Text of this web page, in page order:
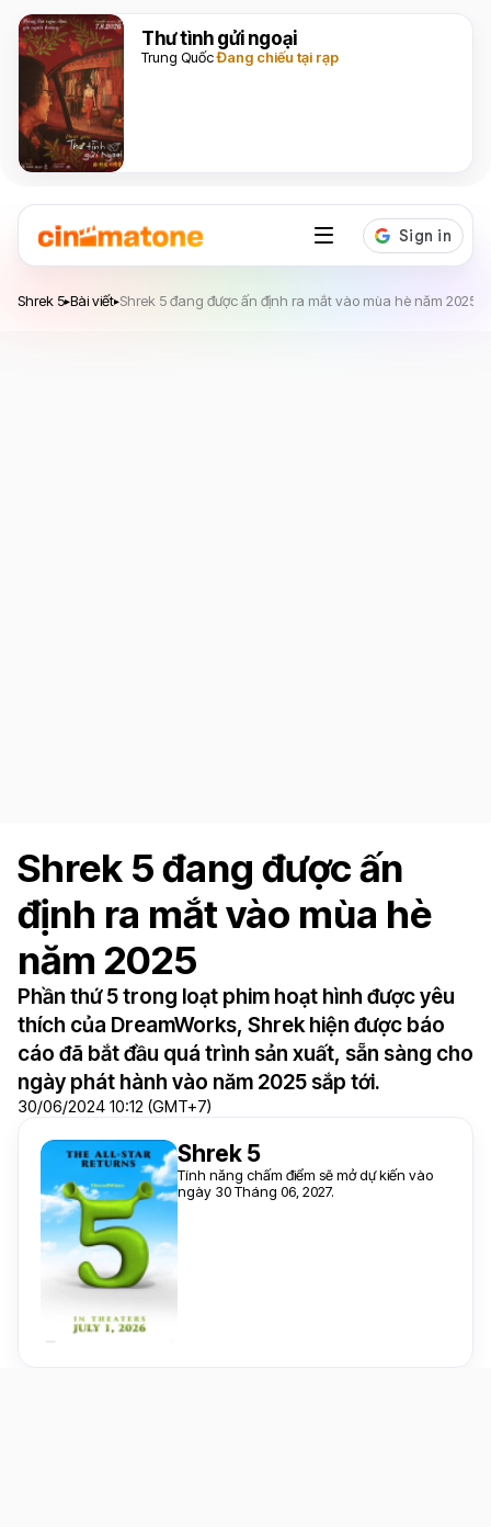
Thư tình gửi ngoại
Trung QuốcĐang chiếu tại rạp
Shrek 5▸Bài viết▸Shrek 5 đang được ấn định ra mắt vào mùa hè năm 2025
Shrek 5 đang được ấn
định ra mắt vào mùa hè
năm 2025
Phần thứ 5 trong loạt phim hoạt hình được yêu
thích của DreamWorks, Shrek hiện được báo
cáo đã bắt đầu quá trình sản xuất, sẵn sàng cho
ngày phát hành vào năm 2025 sắp tới.
30/06/2024 10:12 (GMT+7)
Shrek 5
Tính năng chấm điểm sẽ mở dự kiến vào
ngày 30 Tháng 06, 2027.